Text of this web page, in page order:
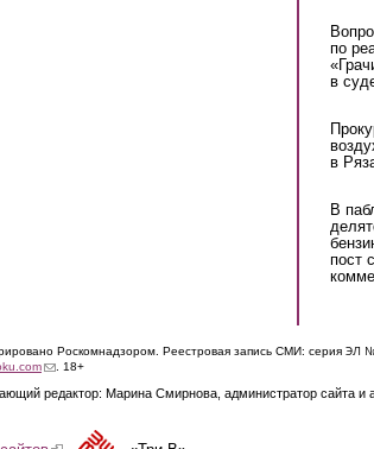
по
в
в
В
пост
Роскомнадзором. Реестровая запись СМИ: серия ЭЛ
(link sends e-mail)
. 18+
редактор: Марина Смирнова, администратор сайта и